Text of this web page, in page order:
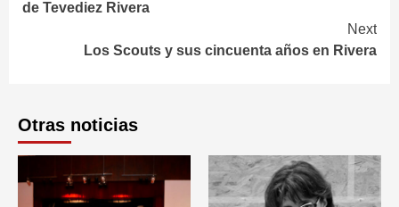
de Tevediez Rivera
Next
Los Scouts y sus cincuenta años en Rivera
Otras noticias